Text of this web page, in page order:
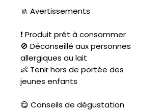
🚸 Avertissements
❗ Produit prêt à consommer
🚫 Déconseillé aux personnes
allergiques au lait
👶 Tenir hors de portée des
jeunes enfants
😋 Conseils de dégustation